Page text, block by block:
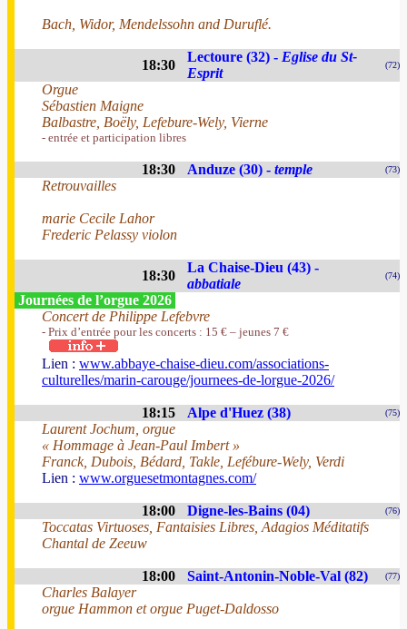
Bach, Widor, Mendelssohn and Duruflé.
18:30
Lectoure (32) - Eglise du St-
Esprit
(72)
Orgue
Sébastien Maigne
Balbastre, Boëly, Lefebure-Wely, Vierne
- entrée et participation libres
18:30 Anduze (30) - temple (73)
Retrouvailles
marie Cecile Lahor
Frederic Pelassy violon
18:30
La Chaise-Dieu (43) -
abbatiale
(74)
Journées de l’orgue 2026
Concert de Philippe Lefebvre
- Prix d’entrée pour les concerts : 15 € – jeunes 7 €
Lien : www.abbaye-chaise-dieu.com/associations-
culturelles/marin-carouge/journees-de-lorgue-2026/
18:15 Alpe d'Huez (38) (75)
Laurent Jochum, orgue
« Hommage à Jean-Paul Imbert »
Franck, Dubois, Bédard, Takle, Lefébure-Wely, Verdi
Lien : www.orguesetmontagnes.com/
18:00 Digne-les-Bains (04) (76)
Toccatas Virtuoses, Fantaisies Libres, Adagios Méditatifs
Chantal de Zeeuw
18:00 Saint-Antonin-Noble-Val (82) (77)
Charles Balayer
orgue Hammon et orgue Puget-Daldosso